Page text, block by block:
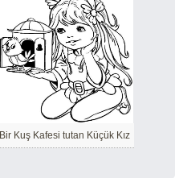
Bir Kuş Kafesi tutan Küçük Kız